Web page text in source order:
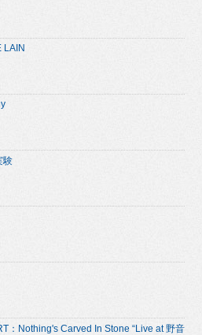
LAIN
験
：Nothing's Carved In Stone “Live at 野音